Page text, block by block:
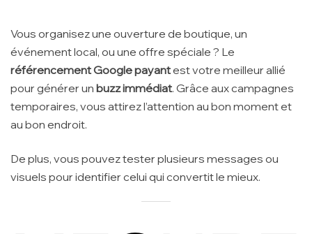
Vous organisez une ouverture de boutique, un
événement local, ou une offre spéciale ? Le
référencement Google payantest votre meilleur allié
pour générer un buzz immédiat. Grâce aux campagnes
temporaires, vous attirez l’attention au bon moment et
au bon endroit.
De plus, vous pouvez tester plusieurs messages ou
visuels pour identifier celui qui convertit le mieux.